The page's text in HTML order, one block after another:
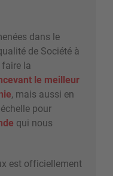
dans le
de Société à
faire la
le meilleur
e, mais aussi en
échelle pour
qui nous
est officiellement